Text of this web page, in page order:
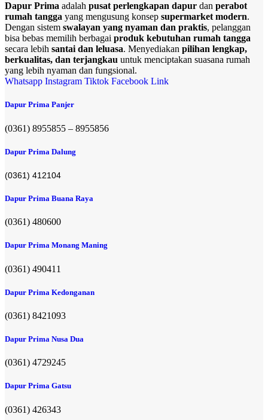
Dapur Prima adalah pusat perlengkapan dapur dan perabot
rumah tangga yang mengusung konsep supermarket modern.
Dengan sistem swalayan yang nyaman dan praktis, pelanggan
bisa bebas memilih berbagai produk kebutuhan rumah tangga
secara lebih santai dan leluasa. Menyediakan pilihan lengkap,
berkualitas, dan terjangkau untuk menciptakan suasana rumah
yang lebih nyaman dan fungsional.
Whatsapp Instagram Tiktok Facebook Link
Dapur Prima Panjer
(0361) 8955855 – 8955856​
Dapur Prima Dalung
(0361) 412104
Dapur Prima Buana Raya
(0361) 480600
Dapur Prima Monang Maning
(0361) 490411​
Dapur Prima Kedonganan
(0361) 8421093
Dapur Prima Nusa Dua
(0361) 4729245
Dapur Prima Gatsu
(0361) 426343